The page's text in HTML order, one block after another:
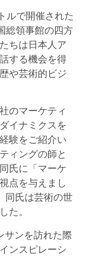
ルで開催された
総領事館の四方
ちは日本人ア
する機会を得
や芸術的ビジ
のマーケティ
イナミクスを
験をご紹介い
ィングの師と
氏に「マーケ
点を与えまし
同氏は芸術の世
た。
サンを訪れた際
ンスピレーシ